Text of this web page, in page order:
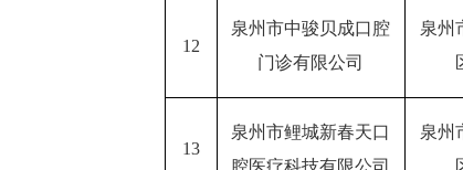
12
泉州市中骏贝成口腔
门诊有限公司
泉州
13
泉州市鲤城新春天口
腔医疗科技有限公司
泉州